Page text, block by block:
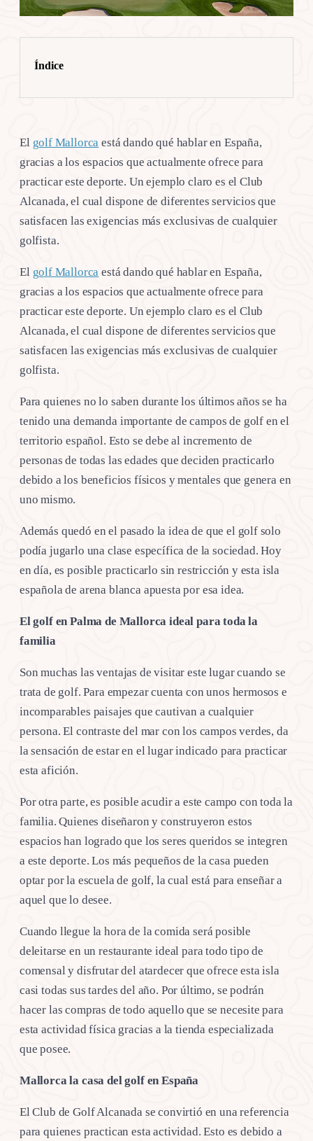
Índice
El golf Mallorca está dando qué hablar en España,
gracias a los espacios que actualmente ofrece para
practicar este deporte. Un ejemplo claro es el Club
Alcanada, el cual dispone de diferentes servicios que
satisfacen las exigencias más exclusivas de cualquier
golfista.
El golf Mallorca está dando qué hablar en España,
gracias a los espacios que actualmente ofrece para
practicar este deporte. Un ejemplo claro es el Club
Alcanada, el cual dispone de diferentes servicios que
satisfacen las exigencias más exclusivas de cualquier
golfista.
Para quienes no lo saben durante los últimos años se ha
tenido una demanda importante de campos de golf en el
territorio español. Esto se debe al incremento de
personas de todas las edades que deciden practicarlo
debido a los beneficios físicos y mentales que genera en
uno mismo.
Además quedó en el pasado la idea de que el golf solo
podía jugarlo una clase específica de la sociedad. Hoy
en día, es posible practicarlo sin restricción y esta isla
española de arena blanca apuesta por esa idea.
El golf en Palma de Mallorca ideal para toda la
familia
Son muchas las ventajas de visitar este lugar cuando se
trata de golf. Para empezar cuenta con unos hermosos e
incomparables paisajes que cautivan a cualquier
persona. El contraste del mar con los campos verdes, da
la sensación de estar en el lugar indicado para practicar
esta afición.
Por otra parte, es posible acudir a este campo con toda la
familia. Quienes diseñaron y construyeron estos
espacios han logrado que los seres queridos se integren
a este deporte. Los más pequeños de la casa pueden
optar por la escuela de golf, la cual está para enseñar a
aquel que lo desee.
Cuando llegue la hora de la comida será posible
deleitarse en un restaurante ideal para todo tipo de
comensal y disfrutar del atardecer que ofrece esta isla
casi todas sus tardes del año. Por último, se podrán
hacer las compras de todo aquello que se necesite para
esta actividad física gracias a la tienda especializada
que posee.
Mallorca la casa del golf en España
El Club de Golf Alcanada se convirtió en una referencia
para quienes practican esta actividad. Esto es debido a